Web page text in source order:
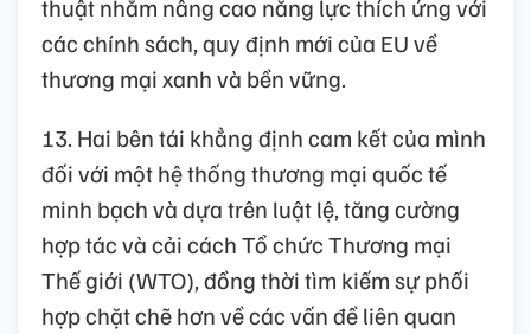
thuật nhằm nâng cao năng lực thích ứng với
các chính sách, quy định mới của EU về
thương mại xanh và bền vững.
13. Hai bên tái khẳng định cam kết của mình
đối với một hệ thống thương mại quốc tế
minh bạch và dựa trên luật lệ, tăng cường
hợp tác và cải cách Tổ chức Thương mại
Thế giới (WTO), đồng thời tìm kiếm sự phối
hợp chặt chẽ hơn về các vấn đề liên quan